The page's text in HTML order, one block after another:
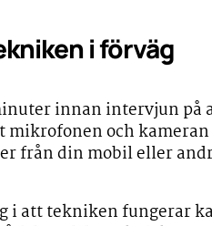
i förväg
innan intervjun på
och
från din mobil eller
i att tekniken fungerar